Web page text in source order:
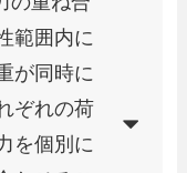
範囲内に
が同時に
ぞれの荷
を個別に